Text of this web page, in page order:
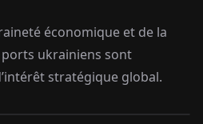
économique et de la
ukrainiens sont
stratégique global.